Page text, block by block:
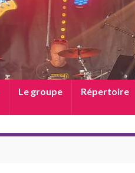
Le groupe Répertoire